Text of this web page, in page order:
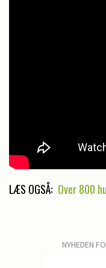
LÆS OGSÅ: Over 800
NYHEDEN